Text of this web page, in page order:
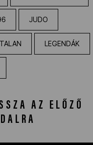
JUDO
LEGENDÁK
AZ ELŐZŐ